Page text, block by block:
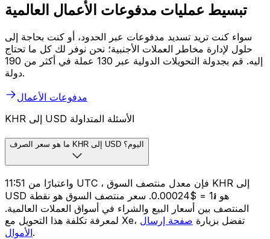
تبسيط عمليات مدفوعات الأعمال العالمية
سواء كنت تريد تسديد مدفوعات عبر الحدود، أو كنت بحاجة إلى
حلول لإدارة مخاطر العملات الأجنبية؛ نحن نوفر لك كل ما تحتاج
إليه. قم بجدولة التحويلات الدولية عبر 130 عملة في أكثر من 190
دولة.
مدفوعات الأعمال
KHR إلى USD الأسئلة المتداولة
ما هو سعر الصرف KHR إلى USD اليوم؟
واعتبارًا من 11:51 UTC ، فإن معدل منتصف السوق KHR إلى
USD هو ៛1 = $0.00024. سعر منتصف السوق هو نقطة
المنتصف بين أسعار البيع والشراء في أسواق العملات العالمية.
لمعرفة تكلفة هذا التحويل مع Xe، تفضل بزيارة صفحة إرسال
الأموال.